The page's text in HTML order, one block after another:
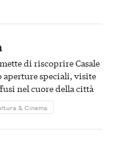
di riscoprire Casale
aperture speciali, visite
nel cuore della città
& Cinema